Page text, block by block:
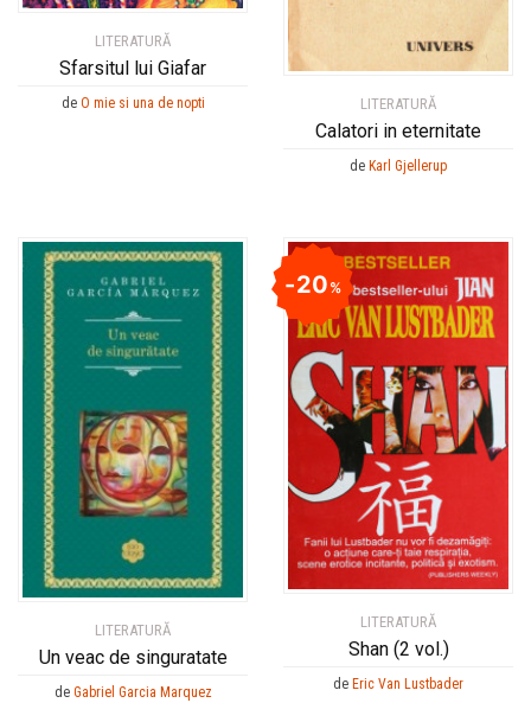
LITERATURĂ
Sfarsitul lui Giafar
de O mie si una de nopti LITERATURĂ
Calatori in eternitate
de Karl Gjellerup
LITERATURĂ
Un veac de singuratate
de Gabriel Garcia Marquez
LITERATURĂ
Shan (2 vol.)
20%
de Eric Van Lustbader